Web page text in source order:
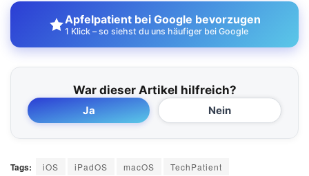
Apfelpatient bei Google bevorzugen
1 Klick – so siehst du uns häufiger bei Google
War dieser Artikel hilfreich?
Ja Nein
Tags: iOS iPadOS macOS TechPatient